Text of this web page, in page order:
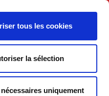
tous les cookies
la sélection
uniquement